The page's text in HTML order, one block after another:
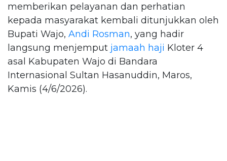
memberikan pelayanan dan perhatian
kepada masyarakat kembali ditunjukkan oleh
Bupati Wajo, Andi Rosman, yang hadir
langsung menjemput jamaah haji Kloter 4
asal Kabupaten Wajo di Bandara
Internasional Sultan Hasanuddin, Maros,
Kamis (4/6/2026).